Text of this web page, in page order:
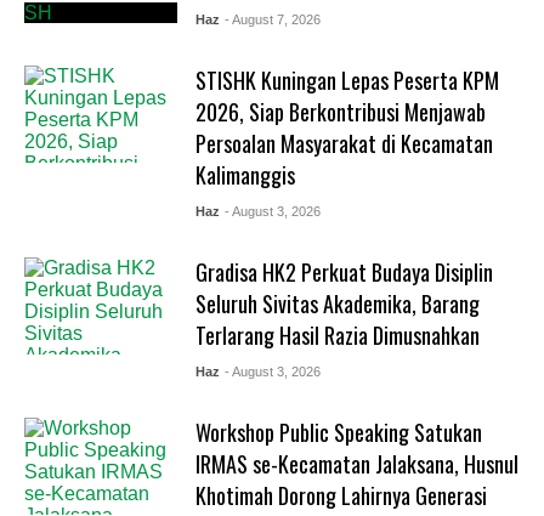
Haz - August 7, 2026
STISHK Kuningan Lepas Peserta KPM
2026, Siap Berkontribusi Menjawab
Persoalan Masyarakat di Kecamatan
Kalimanggis
Haz - August 3, 2026
Gradisa HK2 Perkuat Budaya Disiplin
Seluruh Sivitas Akademika, Barang
Terlarang Hasil Razia Dimusnahkan
Haz - August 3, 2026
Workshop Public Speaking Satukan
IRMAS se-Kecamatan Jalaksana, Husnul
Khotimah Dorong Lahirnya Generasi